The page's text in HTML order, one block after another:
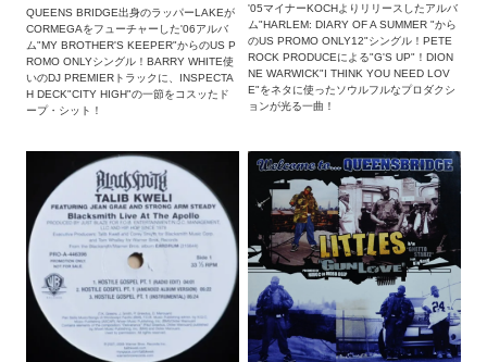
QUEENS BRIDGE出身のラッパーLAKEが
CORMEGAをフューチャーした'06アルバ
ム"MY BROTHER'S KEEPER"からのUS P
ROMO ONLYシングル！BARRY WHITE使
いのDJ PREMIERトラックに、INSPECTA
H DECK"CITY HIGH"の一節をコスッたド
ープ・シット！
'05マイナーKOCHよりリリースしたアルバ
ム"HARLEM: DIARY OF A SUMMER "から
のUS PROMO ONLY12"シングル！PETE
ROCK PRODUCEによる"G'S UP"！DION
NE WARWICK"I THINK YOU NEED LOV
E"をネタに使ったソウルフルなプロダクシ
ョンが光る一曲！